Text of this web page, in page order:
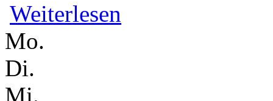
Weiterlesen
Mo.
Di.
Mi.